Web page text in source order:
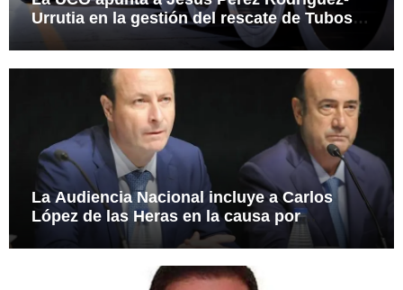
Urrutia en la gestión del rescate de Tubos
Reunidos
La Audiencia Nacional incluye a Carlos
López de las Heras en la causa por
presuntas irregularidades en el rescate de
112,8 millones a Tubos Reunidos